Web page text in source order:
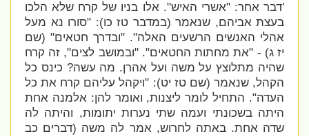
'דבר אחר: "אשרי האיש". אלו בניו של קרח שלא הלכו
בעצת אביהם, שנאמר (במדבר טז כו): "סורו נא מעל
אהלי האנשים הרשעים האלה". "ובדרך חטאים" (שם
יז ג) - "את מחתות החטאים". "ובמושב לצים", זה קרח
שהיה מתלוצץ על משה ועל אהרן. מה עשה? כינס כל
הקהל, שנאמר (שם טז יט): "ויקהל עליהם קרח את כל
העדה". התחיל לומר ליצנות, ואומר להן: אלמנה אחת
היתה בשכונתי ועמה שתי נערות יתומות, והיתה לה
שדהאחת. באתה לחרוש, אמר לה משה (דברים כב